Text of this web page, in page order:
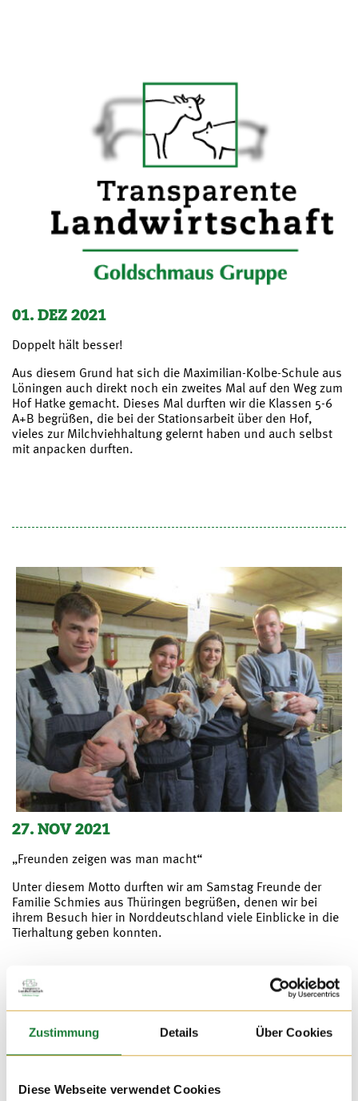
Zustimmung Details Über Cookies
Diese Webseite verwendet Cookies
01. DEZ 2021
Doppelt hält besser!
Aus diesem Grund hat sich die Maximilian-Kolbe-Schule aus
Löningen auch direkt noch ein zweites Mal auf den Weg zum
Hof Hatke gemacht. Dieses Mal durften wir die Klassen 5-6
A+B begrüßen, die bei der Stationsarbeit über den Hof,
vieles zur Milchviehhaltung gelernt haben und auch selbst
mit anpacken durften.
27. NOV 2021
„Freunden zeigen was man macht“
Unter diesem Motto durften wir am Samstag Freunde der
Familie Schmies aus Thüringen begrüßen, denen wir bei
ihrem Besuch hier in Norddeutschland viele Einblicke in die
Tierhaltung geben konnten.